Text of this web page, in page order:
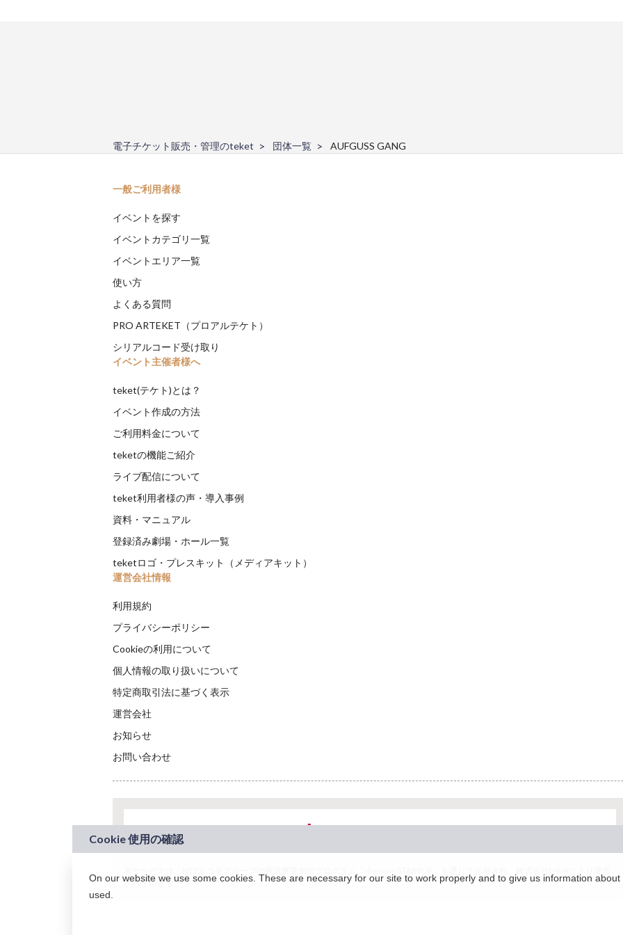
電子チケット販売・管理のteket 団体一覧 AUFGUSS GANG
一般ご利用者様
イベントを探す
イベントカテゴリ一覧
イベントエリア一覧
使い方
よくある質問
PRO ARTEKET（プロアルテケト）
シリアルコード受け取り
イベント主催者様へ
teket(テケト)とは？
イベント作成の方法
ご利用料金について
teketの機能ご紹介
ライブ配信について
teket利用者様の声・導入事例
資料・マニュアル
登録済み劇場・ホール一覧
teketロゴ・プレスキット（メディアキット）
運営会社情報
利用規約
プライバシーポリシー
Cookieの利用について
個人情報の取り扱いについて
特定商取引法に基づく表示
運営会社
お知らせ
お問い合わせ
されています。
On our website we use some cookies. These are necessary for our site to work properly and to give us information
used.